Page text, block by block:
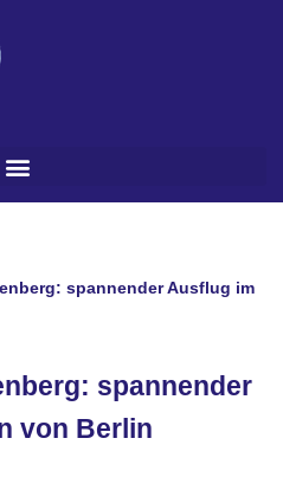
spannender Ausflug im
spannender
von Berlin